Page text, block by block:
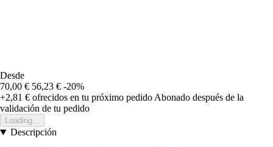
Desde
70,00 € 56,23 € -20%
+2,81 € ofrecidos en tu próximo pedido Abonado después de la
validación de tu pedido
Loading...
Descripción